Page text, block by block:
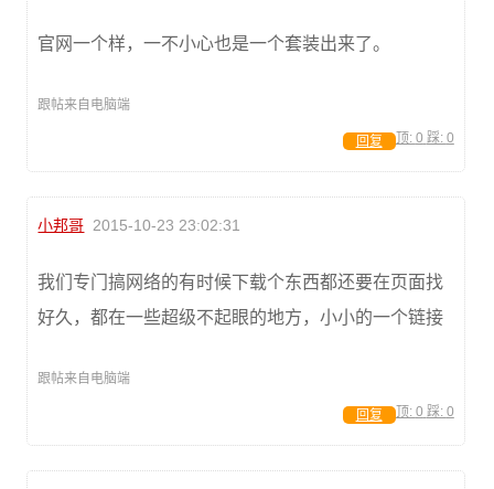
官网一个样，一不小心也是一个套装出来了。
跟帖来自电脑端
顶: 0 踩: 0
回复
小邦哥 2015-10-23 23:02:31
我们专门搞网络的有时候下载个东西都还要在页面找
好久，都在一些超级不起眼的地方，小小的一个链接
跟帖来自电脑端
顶: 0 踩: 0
回复